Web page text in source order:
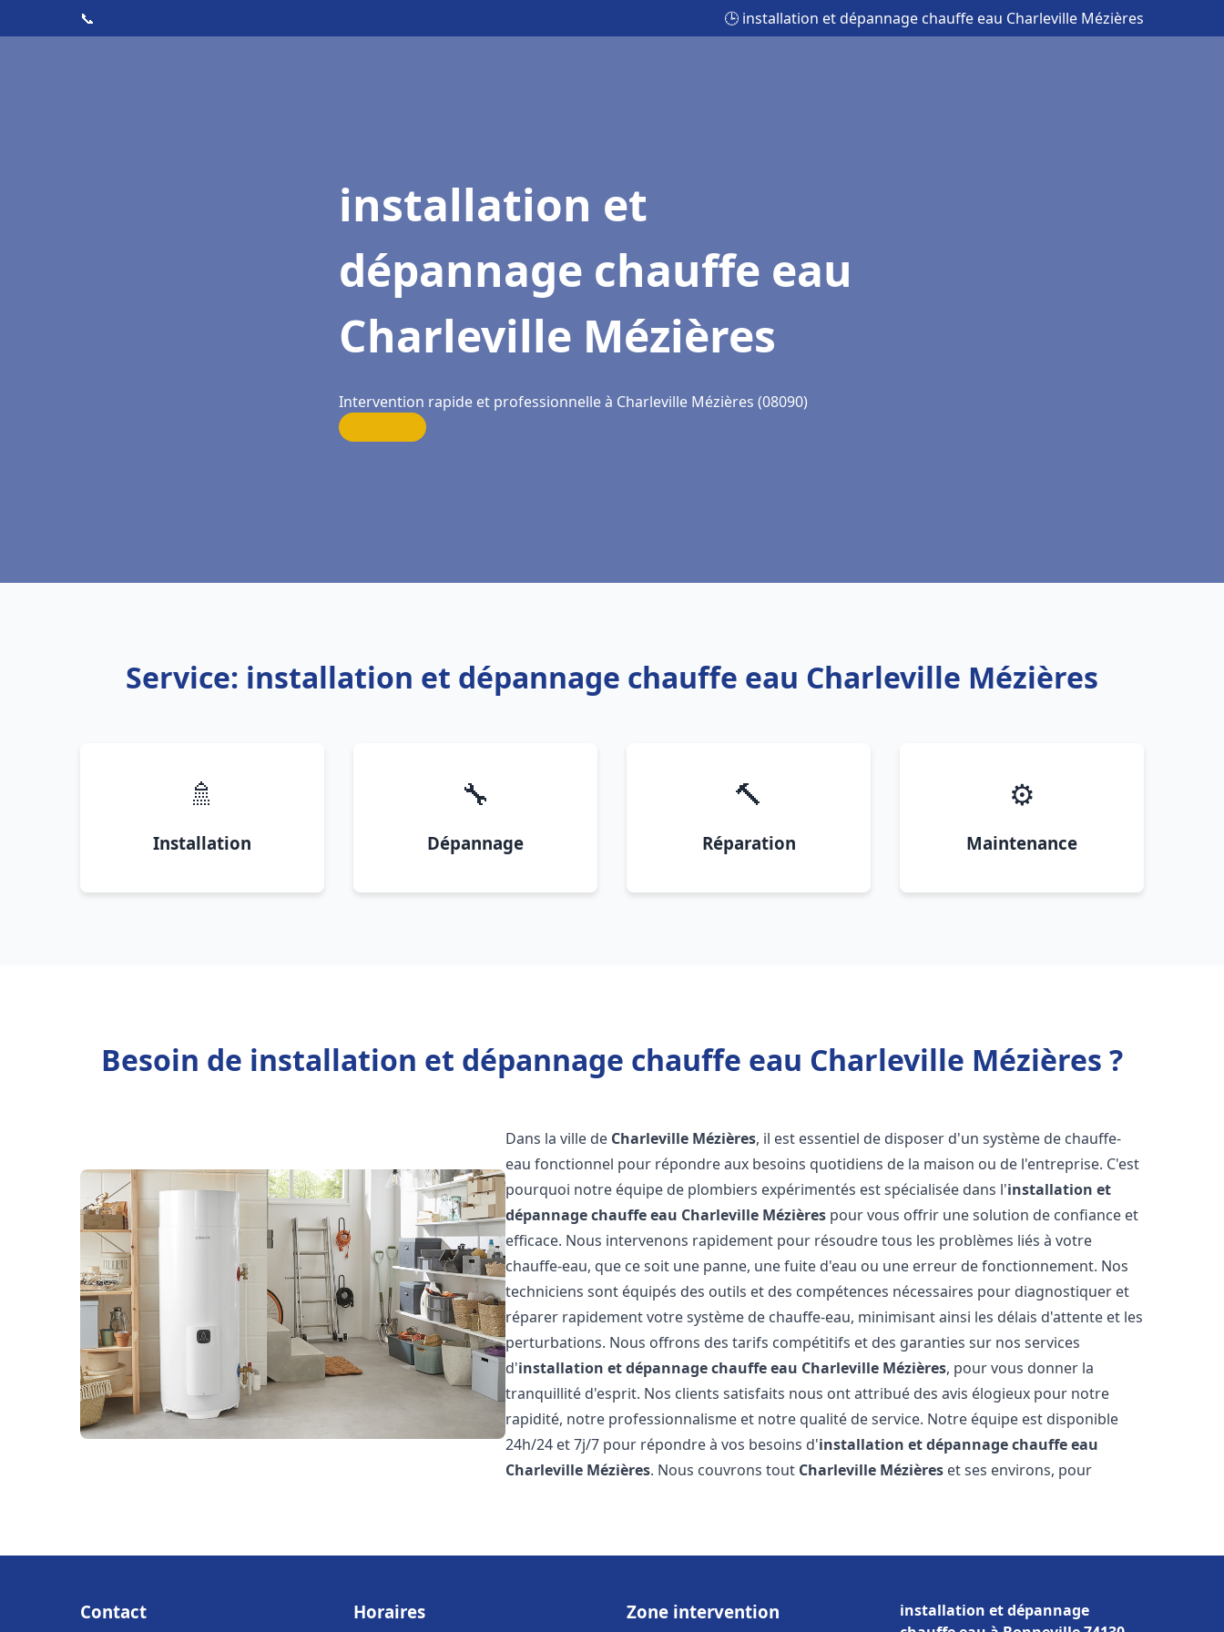
📞 🕒 installation et dépannage chauffe eau Charleville Mézières
installation et
dépannage chauffe eau
Charleville Mézières
Intervention rapide et professionnelle à Charleville Mézières (08090)
Service: installation et dépannage chauffe eau Charleville Mézières
🚿
Installation
🔧
Dépannage
🔨
Réparation
⚙️
Maintenance
Besoin de installation et dépannage chauffe eau Charleville Mézières ?
Dans la ville de Charleville Mézières, il est essentiel de disposer d'un système de chauffe-
eau fonctionnel pour répondre aux besoins quotidiens de la maison ou de l'entreprise. C'est
pourquoi notre équipe de plombiers expérimentés est spécialisée dans l'installation et
dépannage chauffe eau Charleville Mézières pour vous offrir une solution de confiance et
efficace. Nous intervenons rapidement pour résoudre tous les problèmes liés à votre
chauffe-eau, que ce soit une panne, une fuite d'eau ou une erreur de fonctionnement. Nos
techniciens sont équipés des outils et des compétences nécessaires pour diagnostiquer et
réparer rapidement votre système de chauffe-eau, minimisant ainsi les délais d'attente et les
perturbations. Nous offrons des tarifs compétitifs et des garanties sur nos services
d'installation et dépannage chauffe eau Charleville Mézières, pour vous donner la
tranquillité d'esprit. Nos clients satisfaits nous ont attribué des avis élogieux pour notre
rapidité, notre professionnalisme et notre qualité de service. Notre équipe est disponible
24h/24 et 7j/7 pour répondre à vos besoins d'installation et dépannage chauffe eau
Charleville Mézières. Nous couvrons tout Charleville Mézières et ses environs, pour
Contact Horaires Zone intervention
installation et dépannage